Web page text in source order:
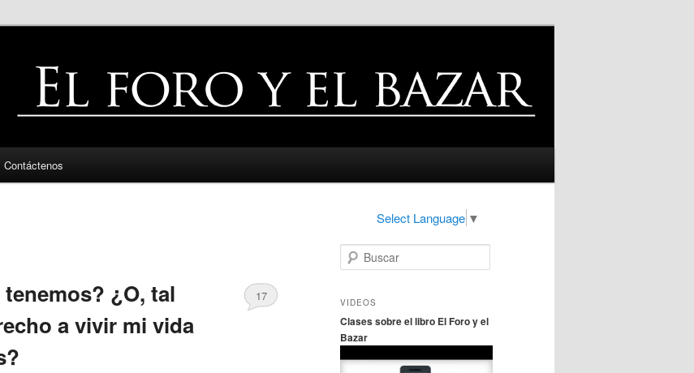
Contáctenos
Select Language ▼
¿O, tal
a vivir mi vida
17
u
c
r
VIDEOS
Clases sobre el libro El Foro y el
Bazar